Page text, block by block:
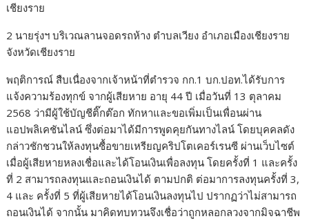
เชียงราย
2 นายรุ่งฯ บริเวณลานจอดรถห้าง ตำบลเวียง อำเภอเมืองเชียงราย
จังหวัดเชียงราย
พฤติการณ์ สืบเนื่องจากเจ้าหน้าที่ตำรวจ กก.1 บก.ปอท.ได้รับการ
แจ้งความร้องทุกข์ จากผู้เสียหาย อายุ 44 ปี เมื่อวันที่ 13 ตุลาคม
2568 ว่ามีผู้ใช้บัญชีติ๊กต๊อก ทักหาและขอเพิ่มเป็นเพื่อนผ่าน
แอปพลิเคชันไลน์ ซึ่งต่อมาได้มีการพูดคุยกันทางไลน์ โดยบุคคลดัง
กล่าวชักชวนให้ลงทุนซื้อขายเหรียญคริปโตเคอร์เรนซี ผ่านเว็บไซต์
เมื่อผู้เสียหายหลงเชื่อและได้โอนเงินเพื่อลงทุน โดยครั้งที่ 1 และครั้ง
ที่ 2 สามารถลงทุนและถอนเงินได้ ตามปกติ ต่อมาการลงทุนครั้งที่ 3,
4 และ ครั้งที่ 5 ที่ผู้เสียหายได้โอนเงินลงทุนไป ปรากฏว่าไม่สามารถ
ถอนเงินได้ จากนั้น มาคิดทบทวนจึงเชื่อว่าถูกหลอกลวงจากมิจฉาชีพ